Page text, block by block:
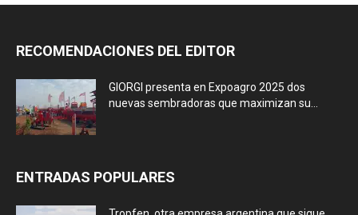
RECOMENDACIONES DEL EDITOR
GIORGI presenta en Expoagro 2025 dos
nuevas sembradoras que maximizan su...
ENTRADAS POPULARES